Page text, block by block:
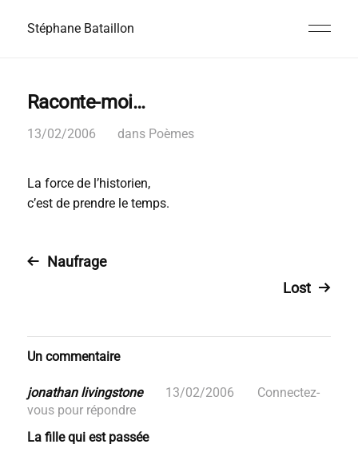
Stéphane Bataillon
Raconte-moi…
13/02/2006 dans Poèmes
La force de l’historien,
c’est de prendre le temps.
Naufrage
Lost
Un commentaire
jonathan livingstone 13/02/2006
Connectez-
vous pour répondre
La fille qui est passée